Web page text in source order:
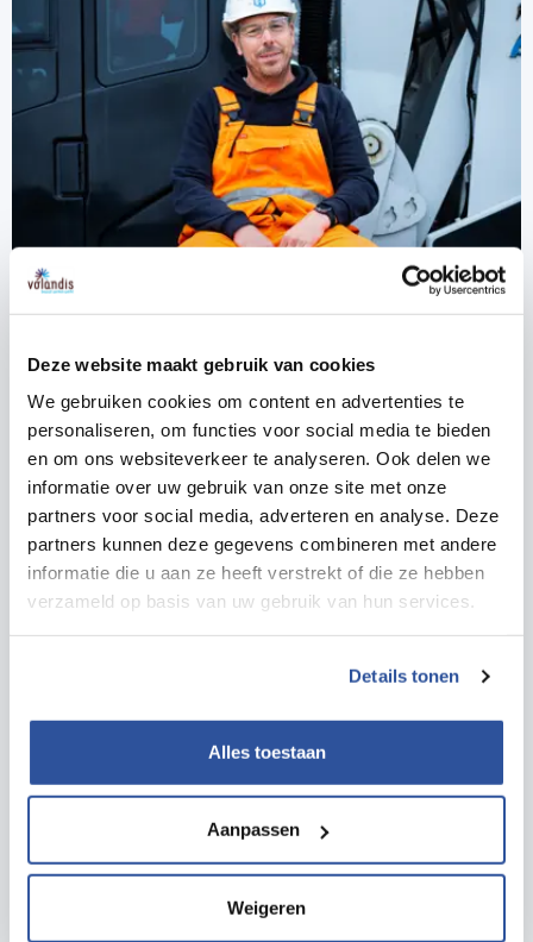
Deze website maakt gebruik van cookies
We gebruiken cookies om content en advertenties te
personaliseren, om functies voor social media te bieden
en om ons websiteverkeer te analyseren. Ook delen we
informatie over uw gebruik van onze site met onze
partners voor social media, adverteren en analyse. Deze
partners kunnen deze gegevens combineren met andere
informatie die u aan ze heeft verstrekt of die ze hebben
verzameld op basis van uw gebruik van hun services.
Details tonen
Alles toestaan
Aanpassen
Weigeren
Toolbox 'Hoe zwaar werk jij?'
Lees meer